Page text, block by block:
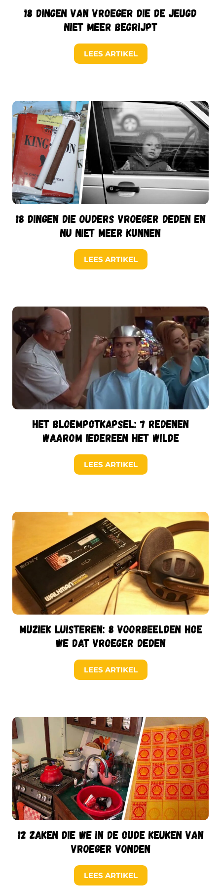
18 dingen van vroeger die de jeugd
niet meer begrijpt
LEES ARTIKEL
18 dingen die ouders vroeger deden en
nu niet meer kunnen
LEES ARTIKEL
Het bloempotkapsel: 7 redenen
waarom iedereen het wilde
LEES ARTIKEL
Muziek luisteren: 8 voorbeelden hoe
we dat vroeger deden
LEES ARTIKEL
12 zaken die we in de oude keuken van
vroeger vonden
LEES ARTIKEL